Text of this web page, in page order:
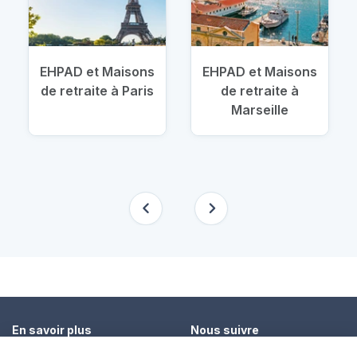
EHPAD et Maisons
de retraite à Paris
EHPAD et Maisons
de retraite à
Marseille
En savoir plus Nous suivre